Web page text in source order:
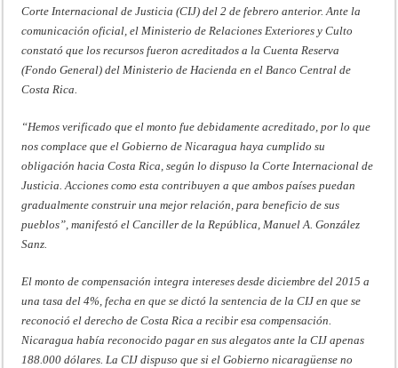
Corte Internacional de Justicia (CIJ) del 2 de febrero anterior. Ante la
comunicación oficial, el Ministerio de Relaciones Exteriores y Culto
constató que los recursos fueron acreditados a la Cuenta Reserva
(Fondo General) del Ministerio de Hacienda en el Banco Central de
Costa Rica.
“Hemos verificado que el monto fue debidamente acreditado, por lo que
nos complace que el Gobierno de Nicaragua haya cumplido su
obligación hacia Costa Rica, según lo dispuso la Corte Internacional de
Justicia. Acciones como esta contribuyen a que ambos países puedan
gradualmente construir una mejor relación, para beneficio de sus
pueblos”, manifestó el Canciller de la República, Manuel A. González
Sanz.
El monto de compensación integra intereses desde diciembre del 2015 a
una tasa del 4%, fecha en que se dictó la sentencia de la CIJ en que se
reconoció el derecho de Costa Rica a recibir esa compensación.
Nicaragua había reconocido pagar en sus alegatos ante la CIJ apenas
188.000 dólares. La CIJ dispuso que si el Gobierno nicaragüense no